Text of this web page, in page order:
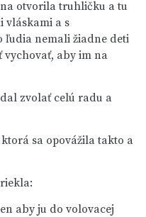
otvorila truhličku a tu
vláskami a s
ľudia nemali žiadne deti
vychovať, aby im na
zvolať celú radu a
sa opovážila takto a
aby ju do volovacej